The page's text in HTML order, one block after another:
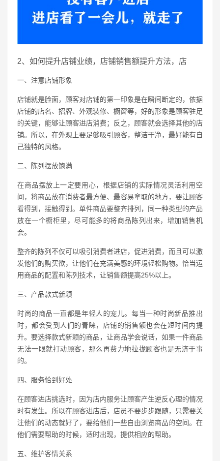
2、如何提升店铺业绩，店铺销售额提升方法，店
一、注意店铺形象
店铺就是脸面，顾客对店铺的第一印象是在瞬间断定的，依据
店铺的店名、招牌、外观装修、橱窗等，好的形象是顾客驻足
的关键，能够让顾客进店消费；反之，顾客就会选择其他的店
铺。所以，在外观上要足够吸引顾客，整洁干净，最好能有自
己独特的风格。
二、陈列摆放饱满
在商品摆放上一定要用心，根据店铺的实际情况灵活利用空
间，将商品放在消费者最方便、最容易拿取的地方，要让顾客
看得到，接触得到。单件商品要整齐排列，同一种类型的产品
放在一个橱柜里，尽可能多的将商品陈列出来，增加销售机
会。
整齐的陈列不仅可以吸引消费者进店，促进消费，而且可以激
发他们的购买欲，让他们在充满美感的环境轻松购物。恰当运
用商品的配置和陈列技术，让销售额提高25%以上。
三、产品款式新颖
时尚的商品一直都是年轻人的宠儿。每当一种时尚新品推出
时，都会受到人们的青睐，店铺的销售额也会在短时间内提
升。要选择款式新颖的商品，让商品学会说话，如果一件商品
无法一眼就打动顾客，那么再费力地拉拢顾客也是无济于事
的。
四、服务恰到好处
在顾客进店挑选时，因为店内服务让顾客产生逆反心理的情况
时有发生。所以在顾客进店后，店员不要步步跟随，只需要关
注他们的动态就好了，要给他们一些自由浏览商品的空间。在
他们需要帮助的时候，适时出现，提供相应的帮助。
五、维护客情关系